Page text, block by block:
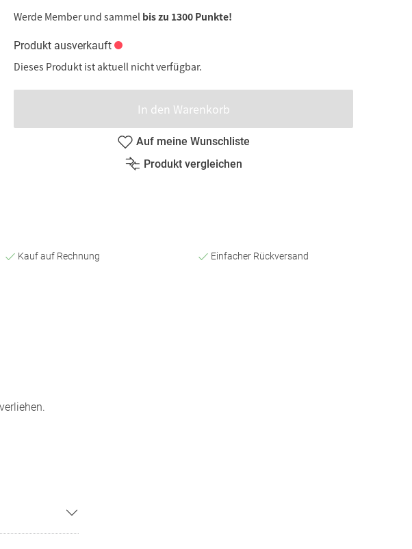
Werde Member und sammel bis zu 1300 Punkte!
Produkt ausverkauft
Dieses Produkt ist aktuell nicht verfügbar.
In den Warenkorb
Auf meine Wunschliste
Produkt vergleichen
Kauf auf Rechnung Einfacher Rückversand